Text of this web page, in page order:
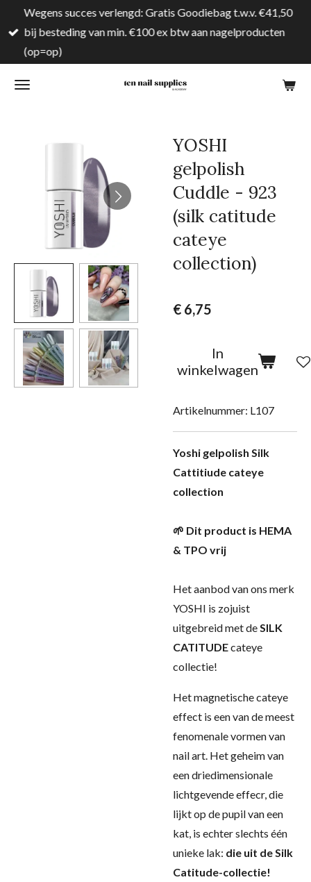
direct
naar
hoofdinhoud
Wegens succes verlengd: Gratis Goodiebag t.w.v. €41,50
bij besteding van min. €100 ex btw aan nagelproducten
(op=op)
YOSHI
gelpolish
Cuddle - 923
(silk catitude
cateye
collection)
€ 6,75
In
winkelwagen
Artikelnummer: L107
Yoshi gelpolish Silk
Cattitiude cateye
collection
🌱 Dit product is HEMA
& TPO vrij
Het aanbod van ons merk
YOSHI is zojuist
uitgebreid met deSILK
CATITUDEcateye
collectie!
Het magnetische cateye
effect is een van de meest
fenomenale vormen van
nail art. Het geheim van
een driedimensionale
lichtgevende effecr, die
lijkt op de pupil van een
kat, is echter slechts één
unieke lak: die uit de Silk
Catitude-collectie!